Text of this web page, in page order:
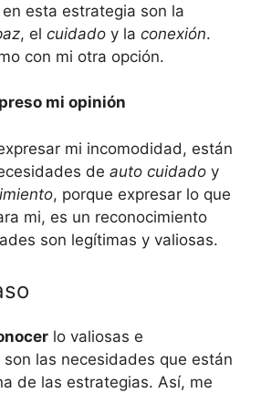
esta estrategia son la
, el cuidado y la conexión.
con mi otra opción.
mi opinión
mi incomodidad, están
de auto cuidado y
, porque expresar lo que
mi, es un reconocimiento
son legítimas y valiosas.
lo valiosas e
las necesidades que están
de las estrategias. Así, me